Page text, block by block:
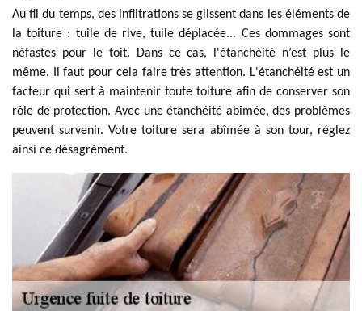
Au fil du temps, des infiltrations se glissent dans les éléments de
la toiture : tuile de rive, tuile déplacée... Ces dommages sont
néfastes pour le toit. Dans ce cas, l'étanchéité n’est plus le
même. Il faut pour cela faire très attention. L'étanchéité est un
facteur qui sert à maintenir toute toiture afin de conserver son
rôle de protection. Avec une étanchéité abîmée, des problèmes
peuvent survenir. Votre toiture sera abîmée à son tour, réglez
ainsi ce désagrément.